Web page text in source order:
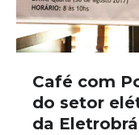
Café com
do setor
da